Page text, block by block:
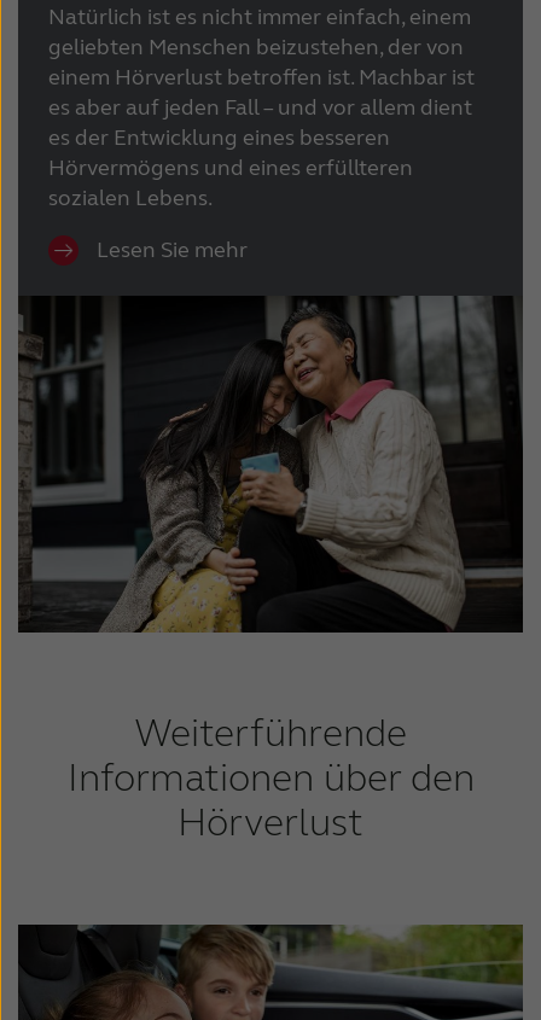
Natürlich ist es nicht immer einfach, einem
geliebten Menschen beizustehen, der von
einem Hörverlust betroffen ist. Machbar ist
es aber auf jeden Fall – und vor allem dient
es der Entwicklung eines besseren
Hörvermögens und eines erfüllteren
sozialen Lebens.
Lesen Sie mehr
Weiterführende
Informationen über den
Hörverlust